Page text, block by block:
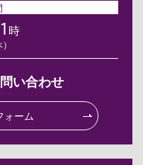
時
い合わせ
ォーム